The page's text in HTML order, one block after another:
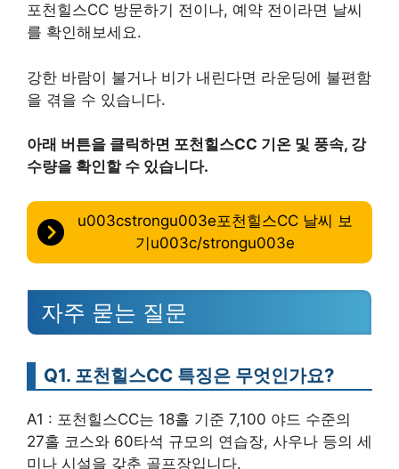
포천힐스CC 방문하기 전이나, 예약 전이라면 날씨
를 확인해보세요.
강한 바람이 불거나 비가 내린다면 라운딩에 불편함
을 겪을 수 있습니다.
아래 버튼을 클릭하면 포천힐스CC 기온 및 풍속, 강
수량을 확인할 수 있습니다.
u003cstrongu003e포천힐스CC 날씨 보
기u003c/strongu003e
자주 묻는 질문
Q1. 포천힐스CC 특징은 무엇인가요?
A1 : 포천힐스CC는 18홀 기준 7,100 야드 수준의
27홀 코스와 60타석 규모의 연습장, 사우나 등의 세
미나 시설을 갖춘 골프장입니다.